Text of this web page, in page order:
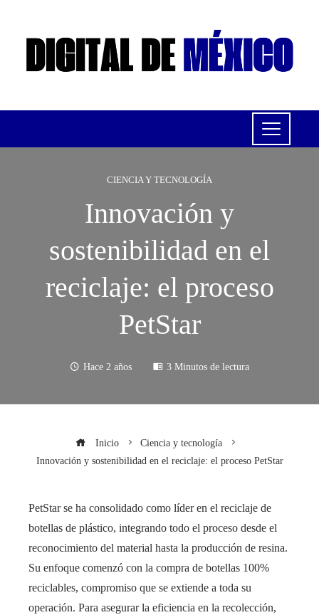
CIENCIA Y TECNOLOGÍA
Innovación y
sostenibilidad en el
reciclaje: el proceso
PetStar
Hace 2 años 3 Minutos de lectura
Inicio
Ciencia y tecnología
Innovación y sostenibilidad en el reciclaje: el proceso PetStar
PetStar se ha consolidado como líder en el reciclaje de
botellas de plástico, integrando todo el proceso desde el
reconocimiento del material hasta la producción de resina.
Su enfoque comenzó con la compra de botellas 100%
reciclables, compromiso que se extiende a toda su
operación. Para asegurar la eficiencia en la recolección,